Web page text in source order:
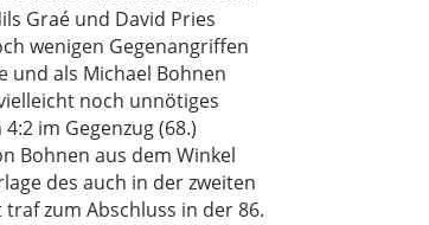
Graé und David Pries
wenigen Gegenangriffen
und als Michael Bohnen
noch unnötiges
im Gegenzug (68.)
Bohnen aus dem Winkel
des auch in der zweiten
zum Abschluss in der 86.